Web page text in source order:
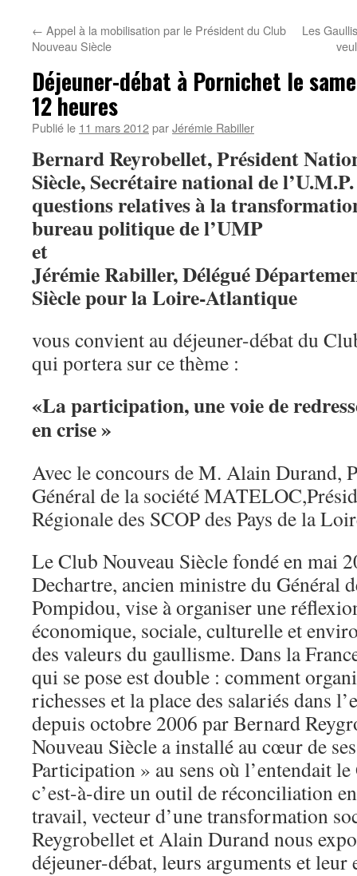
← Appel à la mobilisation par le Président du Club
Nouveau Siècle
Les
Déjeuner-débat à Pornichet le
12 heures
Publié le 11 mars 2012parJérémie Rabiller
Bernard Reyrobellet, Président
Siècle,Secrétaire national de
questions relatives à la
bureau politique de l’UMP
et
Jérémie Rabiller, Délégué
Sièclepour la Loire-Atlantique
vous convient au déjeuner-débat du
qui portera sur ce thème :
«La participation, une voie de
en crise »
Avec le concours de M. Alain Durand,
Général de la société
Régionale des SCOP des Pays de la
Le Club Nouveau Siècle fondé en mai
Dechartre, ancien ministre du Général
Pompidou, vise à organiser une
économique, sociale, culturelle et
des valeurs du gaullisme. Dans la
qui se pose est double : comment
richesses et la place des salariés dans
depuis octobre 2006 par Bernard
Nouveau Siècle a installé au cœur de
Participation » au sens où l’entendait
c’est-à-dire un outil de réconciliation
travail, vecteur d’une transformation
Reygrobellet et Alain Durand nous
déjeuner-débat, leurs arguments et leur